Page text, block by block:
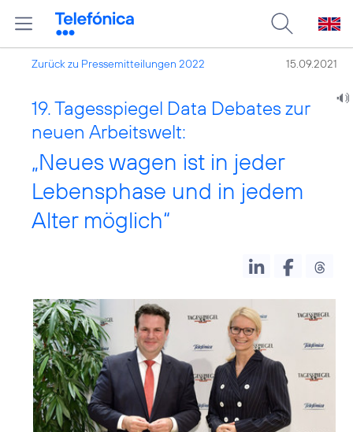
Zurück zu Pressemitteilungen 2022 15.09.2021
19. Tagesspiegel Data Debates zur
neuen Arbeitswelt:
„Neues wagen ist in jeder
Lebensphase und in jedem
Alter möglich“